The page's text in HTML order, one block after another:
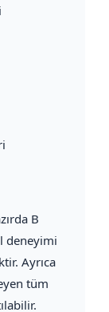
B
deneyimi
Ayrıca
tüm